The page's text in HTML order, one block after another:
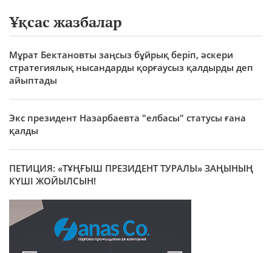
Ұқсас жазбалар
Мұрат Бектановты заңсыз бұйрық беріп, әскери
стратегиялық нысандарды қорғаусыз қалдырды деп
айыптады
Экс президент Назарбаевта "елбасы" статусы ғана
қалды
ПЕТИЦИЯ: «ТҰҢҒЫШ ПРЕЗИДЕНТ ТУРАЛЫ» ЗАҢЫНЫҢ
КҮШІ ЖОЙЫЛСЫН!